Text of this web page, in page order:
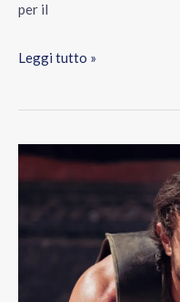
per il
Leggi tutto »
Il
Gladiatore
debutta